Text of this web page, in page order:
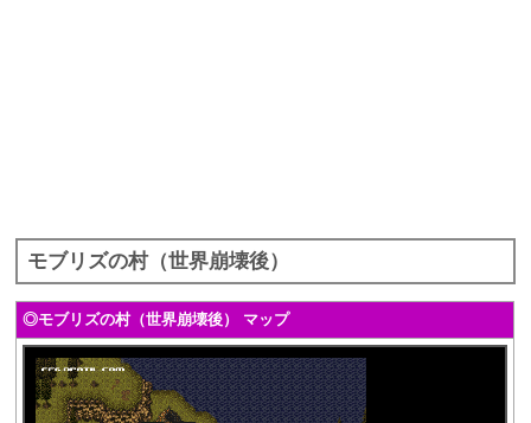
モブリズの村（世界崩壊後）
◎モブリズの村（世界崩壊後） マップ